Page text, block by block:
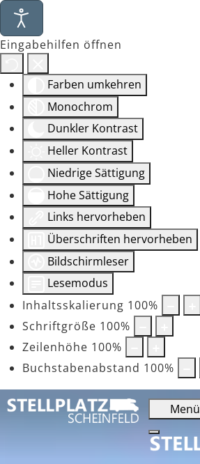
Eingabehilfen öffnen
Farben umkehren
Monochrom
Dunkler Kontrast
Heller Kontrast
Niedrige Sättigung
Hohe Sättigung
Links hervorheben
Überschriften hervorheben
Bildschirmleser
Lesemodus
Inhaltsskalierung 100%
Schriftgröße 100%
Zeilenhöhe 100%
Buchstabenabstand 100%
Menü